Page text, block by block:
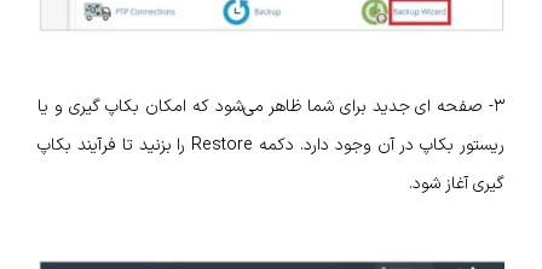
۳- صفحه‌ ای جدید برای شما ظاهر می‌شود که امکان بکاپ‌ گیری و یا
ریستور بکاپ در آن وجود دارد. دکمه Restore را بزنید تا فرآیند بکاپ‌
گیری آغاز شود.